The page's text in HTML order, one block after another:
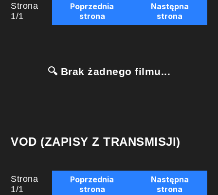
Strona
1/1
Poprzednia
strona
Następna
strona
🔍 Brak żadnego filmu...
VOD (ZAPISY Z TRANSMISJI)
Strona
1/1
Poprzednia
strona
Następna
strona